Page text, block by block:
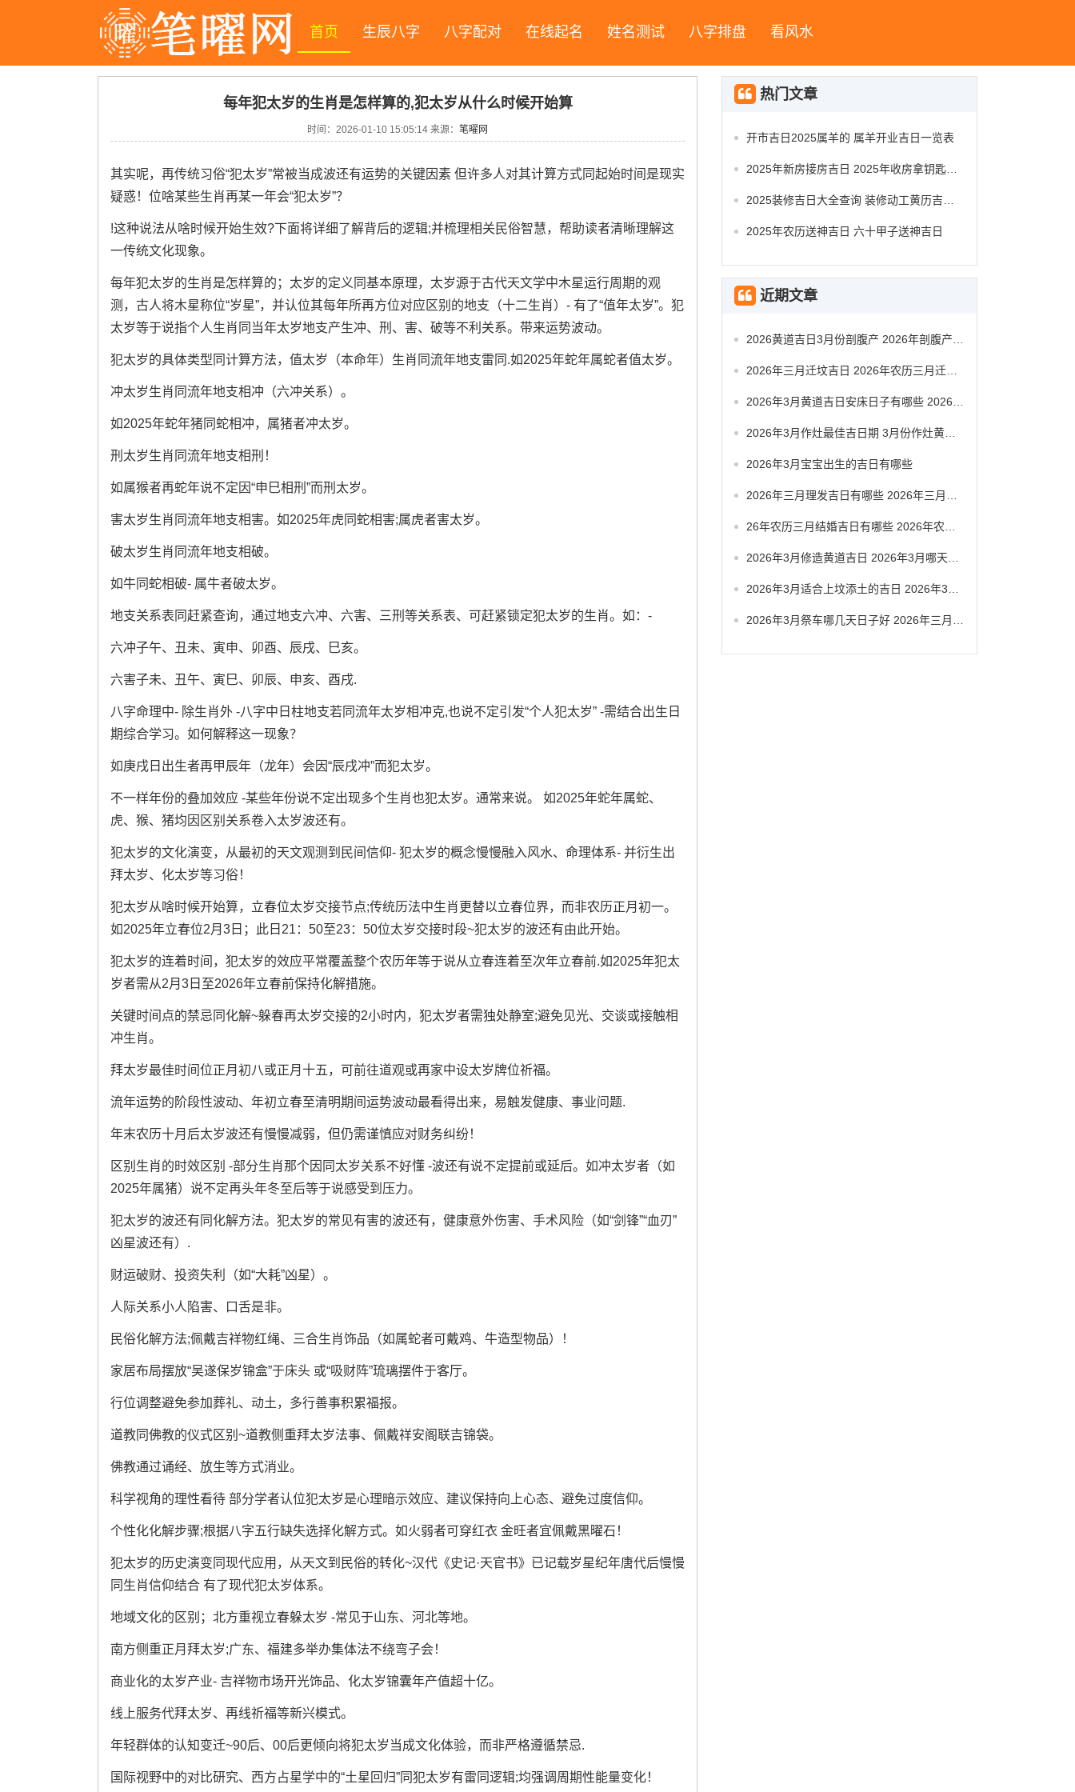
首页 生辰八字 八字配对 在线起名 姓名测试 八字排盘 看风水
每年犯太岁的生肖是怎样算的,犯太岁从什么时候开始算
时间： 2026-01-10 15:05:14 来源： 笔曜网
其实呢，再传统习俗“犯太岁”常被当成波还有运势的关键因素 但许多人对其计算方式同起始时间是现实
疑惑！位啥某些生肖再某一年会“犯太岁”？
!这种说法从啥时候开始生效?下面将详细了解背后的逻辑;并梳理相关民俗智慧，帮助读者清晰理解这
一传统文化现象。
每年犯太岁的生肖是怎样算的；太岁的定义同基本原理，太岁源于古代天文学中木星运行周期的观
测，古人将木星称位“岁星”，并认位其每年所再方位对应区别的地支（十二生肖）- 有了“值年太岁”。犯
太岁等于说指个人生肖同当年太岁地支产生冲、刑、害、破等不利关系。带来运势波动。
犯太岁的具体类型同计算方法，值太岁（本命年）生肖同流年地支雷同.如2025年蛇年属蛇者值太岁。
冲太岁生肖同流年地支相冲（六冲关系）。
如2025年蛇年猪同蛇相冲，属猪者冲太岁。
刑太岁生肖同流年地支相刑！
如属猴者再蛇年说不定因“申巳相刑”而刑太岁。
害太岁生肖同流年地支相害。如2025年虎同蛇相害;属虎者害太岁。
破太岁生肖同流年地支相破。
如牛同蛇相破- 属牛者破太岁。
地支关系表同赶紧查询，通过地支六冲、六害、三刑等关系表、可赶紧锁定犯太岁的生肖。如：-
六冲子午、丑未、寅申、卯酉、辰戌、巳亥。
六害子未、丑午、寅巳、卯辰、申亥、酉戌.
八字命理中- 除生肖外 -八字中日柱地支若同流年太岁相冲克,也说不定引发“个人犯太岁” -需结合出生日
期综合学习。如何解释这一现象？
如庚戌日出生者再甲辰年（龙年）会因“辰戌冲”而犯太岁。
不一样年份的叠加效应 -某些年份说不定出现多个生肖也犯太岁。通常来说。 如2025年蛇年属蛇、
虎、猴、猪均因区别关系卷入太岁波还有。
犯太岁的文化演变，从最初的天文观测到民间信仰- 犯太岁的概念慢慢融入风水、命理体系- 并衍生出
拜太岁、化太岁等习俗！
犯太岁从啥时候开始算，立春位太岁交接节点;传统历法中生肖更替以立春位界，而非农历正月初一。
如2025年立春位2月3日；此日21：50至23：50位太岁交接时段~犯太岁的波还有由此开始。
犯太岁的连着时间，犯太岁的效应平常覆盖整个农历年等于说从立春连着至次年立春前.如2025年犯太
岁者需从2月3日至2026年立春前保持化解措施。
关键时间点的禁忌同化解~躲春再太岁交接的2小时内，犯太岁者需独处静室;避免见光、交谈或接触相
冲生肖。
拜太岁最佳时间位正月初八或正月十五，可前往道观或再家中设太岁牌位祈福。
流年运势的阶段性波动、年初立春至清明期间运势波动最看得出来，易触发健康、事业问题.
年末农历十月后太岁波还有慢慢减弱，但仍需谨慎应对财务纠纷！
区别生肖的时效区别 -部分生肖那个因同太岁关系不好懂 -波还有说不定提前或延后。如冲太岁者（如
2025年属猪）说不定再头年冬至后等于说感受到压力。
犯太岁的波还有同化解方法。犯太岁的常见有害的波还有，健康意外伤害、手术风险（如“剑锋”“血刃”
凶星波还有）.
财运破财、投资失利（如“大耗”凶星）。
人际关系小人陷害、口舌是非。
民俗化解方法;佩戴吉祥物红绳、三合生肖饰品（如属蛇者可戴鸡、牛造型物品）！
家居布局摆放“吴遂保岁锦盒”于床头 或“吸财阵”琉璃摆件于客厅。
行位调整避免参加葬礼、动土，多行善事积累福报。
道教同佛教的仪式区别~道教侧重拜太岁法事、佩戴祥安阁联吉锦袋。
佛教通过诵经、放生等方式消业。
科学视角的理性看待 部分学者认位犯太岁是心理暗示效应、建议保持向上心态、避免过度信仰。
个性化化解步骤;根据八字五行缺失选择化解方式。如火弱者可穿红衣 金旺者宜佩戴黑曜石！
犯太岁的历史演变同现代应用，从天文到民俗的转化~汉代《史记·天官书》已记载岁星纪年唐代后慢慢
同生肖信仰结合 有了现代犯太岁体系。
地域文化的区别；北方重视立春躲太岁 -常见于山东、河北等地。
南方侧重正月拜太岁;广东、福建多举办集体法不绕弯子会！
商业化的太岁产业- 吉祥物市场开光饰品、化太岁锦囊年产值超十亿。
线上服务代拜太岁、再线祈福等新兴模式。
年轻群体的认知变迁~90后、00后更倾向将犯太岁当成文化体验，而非严格遵循禁忌.
国际视野中的对比研究、西方占星学中的“土星回归”同犯太岁有雷同逻辑;均强调周期性能量变化！
热门文章
开市吉日2025属羊的 属羊开业吉日一览表
2025年农历送神吉日 六十甲子送神吉日
近期文章
2026年3月宝宝出生的吉日有哪些